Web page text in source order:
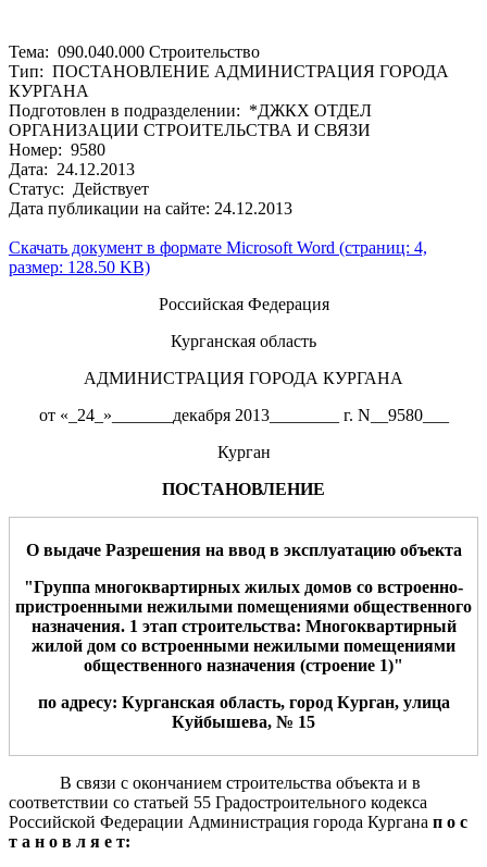
Тема: 090.040.000 Строительство
Тип: ПОСТАНОВЛЕНИЕ АДМИНИСТРАЦИЯ ГОРОДА
КУРГАНА
Подготовлен в подразделении: *ДЖКХ ОТДЕЛ
ОРГАНИЗАЦИИ СТРОИТЕЛЬСТВА И СВЯЗИ
Номер: 9580
Дата: 24.12.2013
Статус: Действует
Дата публикации на сайте: 24.12.2013
Скачать документ в формате Microsoft Word (страниц: 4,
размер: 128.50 KB)
Российская Федерация
Курганская область
АДМИНИСТРАЦИЯ ГОРОДА КУРГАНА
от «_24_»_______декабря 2013________ г. N__9580___
Курган
ПОСТАНОВЛЕНИЕ
О выдаче Разрешения на ввод в эксплуатацию объекта
"Группа многоквартирных жилых домов со встроенно-
пристроенными нежилыми помещениями общественного
назначения. 1 этап строительства: Многоквартирный
жилой дом со встроенными нежилыми помещениями
общественного назначения (строение 1)"
по адресу: Курганская область, город Курган, улица
Куйбышева, № 15
В связи с окончанием строительства объекта и в
соответствии со статьей 55 Градостроительного кодекса
Российской Федерации Администрация города Кургана п о с
т а н о в л я е т: